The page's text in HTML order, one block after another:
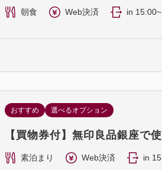
朝食 Web決済 in
おすすめ 選べるオプション
【買物券付】無印良品銀座で
素泊まり Web決済 in